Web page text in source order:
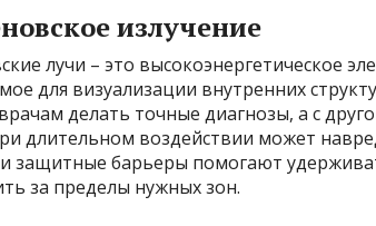
излучение
лучи – это высокоэнергетическое
для визуализации внутренних
делать точные диагнозы, а с
длительном воздействии может
защитные барьеры помогают
за пределы нужных зон.